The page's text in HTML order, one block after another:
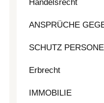
Handelsrecht
ANSPRÜCHE
SCHUTZ
Erbrecht
IMMOBILIE